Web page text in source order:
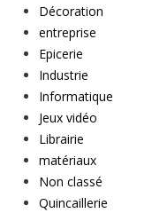
Décoration
entreprise
Epicerie
Industrie
Informatique
Jeux vidéo
Librairie
matériaux
Non classé
Quincaillerie